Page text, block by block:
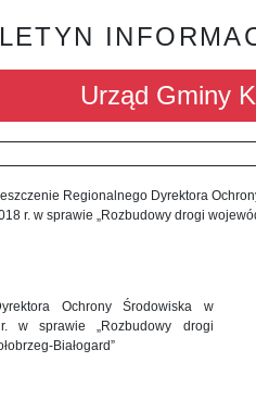
Urząd Gminy
Regionalnego Dyrektora
r. w sprawie „Rozbudowy drogi
Ochrony Środowiska w
w sprawie „Rozbudowy drogi
Białogard”